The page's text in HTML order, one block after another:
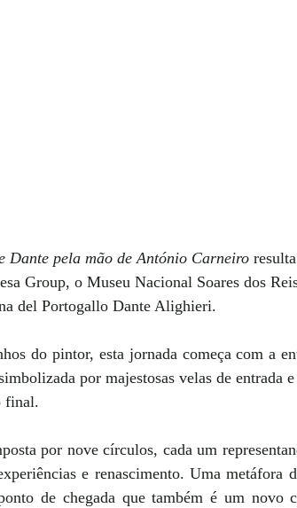
Dante pela mão de António Carneiro
Group, o Museu Nacional Soares dos
del Portogallo Dante Alighieri.
do pintor, esta jornada começa com a
por majestosas velas de entrada
final.
por nove círculos, cada um
e renascimento. Uma metáfora
de chegada que também é um novo